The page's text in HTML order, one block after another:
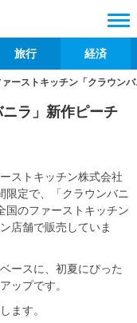
旅行 経済
ァーストキッチン「クラウン
ラ」新作ピーチ
ストキッチン株式会社
限定で、「クラウンバニ
国のファーストキッチン
店舗で販売していま
ースに、初夏にぴった
ップです。
ます。